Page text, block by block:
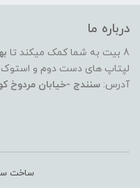
درباره ما
8 بیت به شما کمک میکند تا
لپتاپ های دست دوم و استوک
آدرس: سنندج -خیابان مردوخ
ساخت